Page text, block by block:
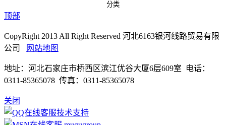
分类
顶部
CopyRight 2013 All Right Reserved 河北6163银河线路贸易有限
公司
网站地图
地址：河北石家庄市桥西区滨江优谷大厦6层609室 电话：
0311-85365078 传真：0311-85365078
关闭
技术支持